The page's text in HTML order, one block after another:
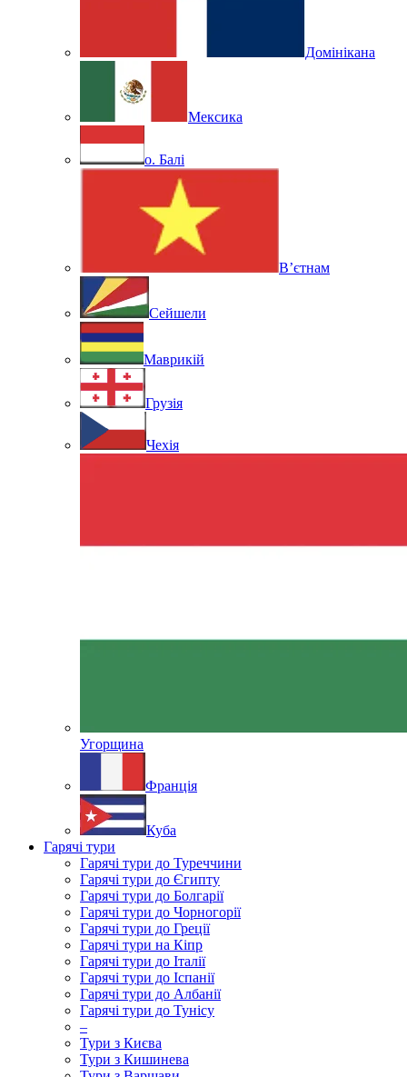
Домінікана
Мексика
о. Балі
В’єтнам
Сейшели
Маврикій
Грузія
Чехія
Угорщина
Франція
Куба
Гарячі тури
Гарячі тури до Туреччини
Гарячі тури до Єгипту
Гарячі тури до Болгарії
Гарячі тури до Чорногорії
Гарячі тури до Греції
Гарячі тури на Кіпр
Гарячі тури до Італії
Гарячі тури до Іспанії
Гарячі тури до Албанії
Гарячі тури до Тунісу
–
Тури з Києва
Тури з Кишинева